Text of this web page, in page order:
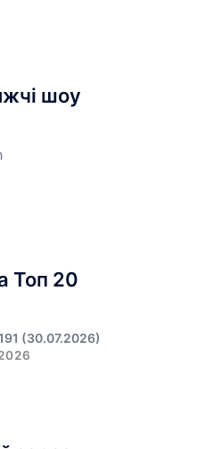
шоу
Топ 20
(30.07.2026)